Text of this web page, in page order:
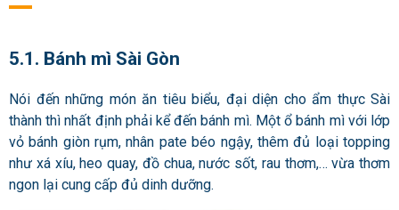
5.1. Bánh mì Sài Gòn
Nói đến những món ăn tiêu biểu, đại diện cho ẩm thực Sài
thành thì nhất định phải kể đến bánh mì. Một ổ bánh mì với lớp
vỏ bánh giòn rụm, nhân pate béo ngậy, thêm đủ loại topping
như xá xíu, heo quay, đồ chua, nước sốt, rau thơm,… vừa thơm
ngon lại cung cấp đủ dinh dưỡng.